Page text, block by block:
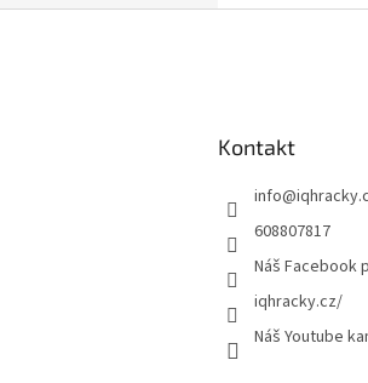
Kontakt
info@
608807817
Náš Facebook
iqhracky.cz/
Náš Youtube